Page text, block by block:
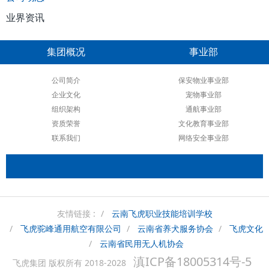
业界资讯
集团概况
公司简介
企业文化
组织架构
资质荣誉
联系我们
事业部
保安物业事业部
宠物事业部
通航事业部
文化教育事业部
网络安全事业部
友情链接 :
云南飞虎职业技能培训学校
飞虎驼峰通用航空有限公司
云南省养犬服务协会
飞虎文化
云南省民用无人机协会
飞虎集团 版权所有 2018-2028
滇ICP备18005314号-5